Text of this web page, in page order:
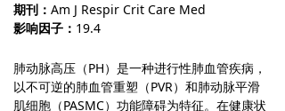
期刊： Am J Respir Crit Care Med
影响因子： 19.4
肺动脉高压（PH）是一种进行性肺血管疾病，
以不可逆的肺血管重塑（PVR）和肺动脉平滑
肌细胞（PASMC）功能障碍为特征。在健康状